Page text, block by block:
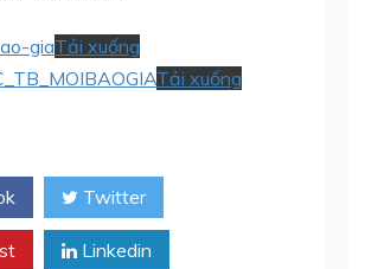
giaTải xuống
Tải xuống
Twitter
Linkedin